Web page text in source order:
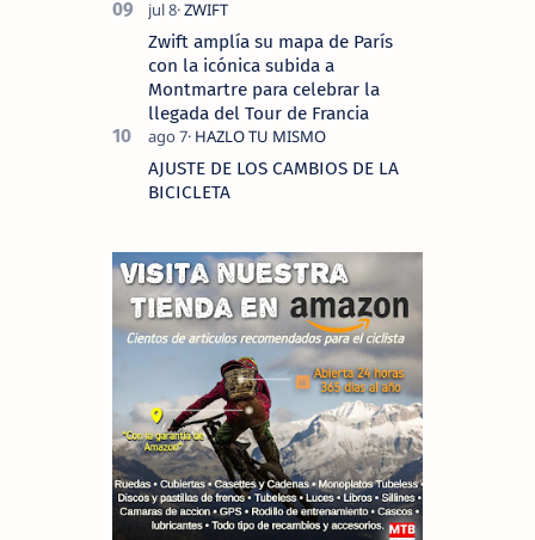
Zwift amplía su mapa de París
con la icónica subida a
Montmartre para celebrar la
llegada del Tour de Francia
AJUSTE DE LOS CAMBIOS DE LA
BICICLETA